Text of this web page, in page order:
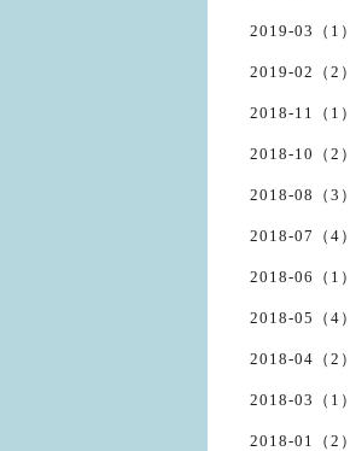
2019-03（1）
2019-02（2）
2018-11（1）
2018-10（2）
2018-08（3）
2018-07（4）
2018-06（1）
2018-05（4）
2018-04（2）
2018-03（1）
2018-01（2）